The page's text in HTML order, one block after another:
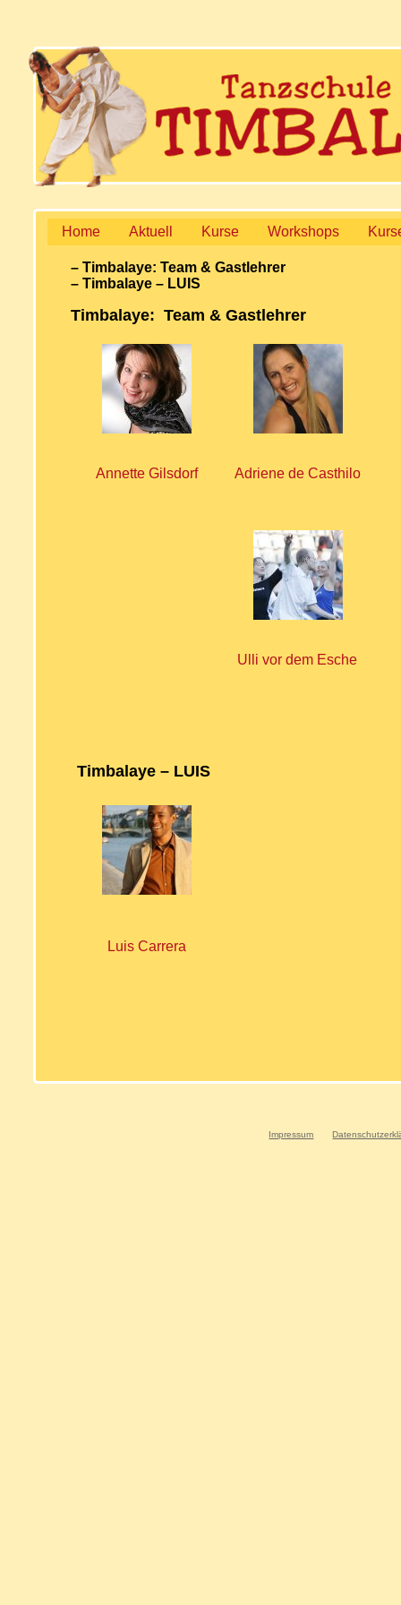
Home Aktuell Kurse Workshops
– Timbalaye: Team & Gastlehrer
– Timbalaye – LUIS
Timbalaye: Team & Gastlehrer
Annette Gilsdorf Adriene de Casthilo
Ulli vor dem Esche
Timbalaye – LUIS
Luis Carrera
Impressum